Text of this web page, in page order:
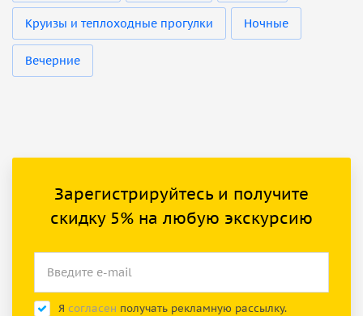
Круизы и теплоходные прогулки Ночные
Вечерние
Зарегистрируйтесь и получите
скидку 5% на любую экскурсию
Я согласен получать рекламную рассылку.